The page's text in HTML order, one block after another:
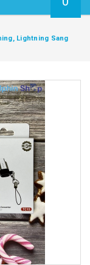
Lightning Sang